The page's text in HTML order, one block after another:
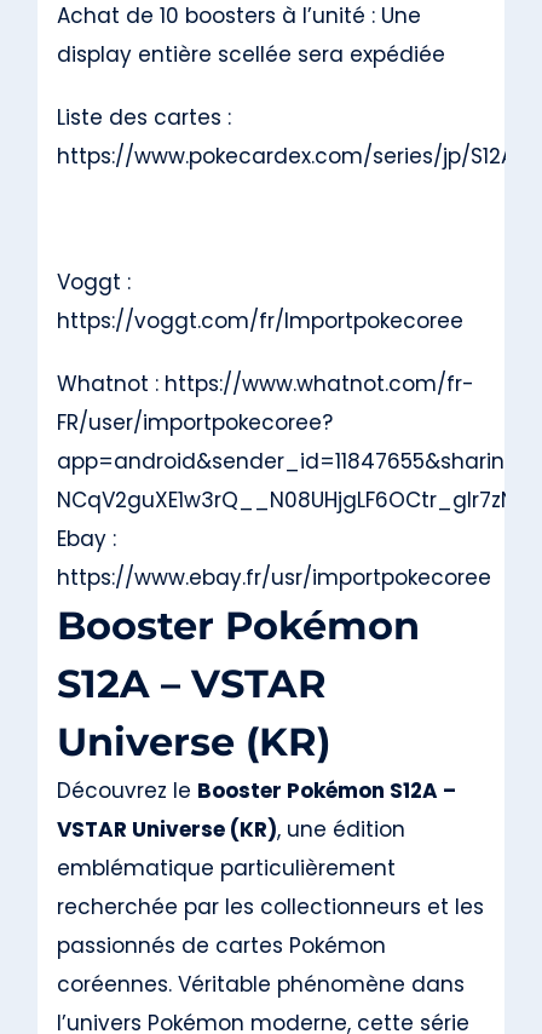
Achat de 10 boosters à l’unité : Une
display entière scellée sera expédiée
Liste des cartes :
https://www.pokecardex.com/series/jp/S12A
Voggt :
https://voggt.com/fr/Importpokecoree
Whatnot : https://www.whatnot.com/fr-
FR/user/importpokecoree?
Ebay :
https://www.ebay.fr/usr/importpokecoree
Booster Pokémon
S12A – VSTAR
Universe (KR)
Découvrez le Booster Pokémon S12A –
VSTAR Universe (KR), une édition
emblématique particulièrement
recherchée par les collectionneurs et les
passionnés de cartes Pokémon
coréennes. Véritable phénomène dans
l’univers Pokémon moderne, cette série